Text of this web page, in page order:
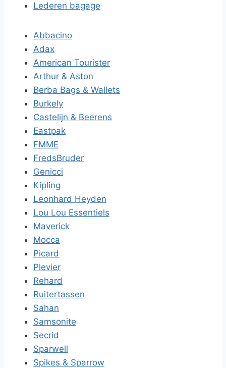
Lederen bagage
Abbacino
Adax
American Tourister
Arthur & Aston
Berba Bags & Wallets
Burkely
Castelijn & Beerens
Eastpak
FMME
FredsBruder
Genicci
Kipling
Leonhard Heyden
Lou Lou Essentiels
Maverick
Mocca
Picard
Plevier
Rehard
Ruitertassen
Sahan
Samsonite
Secrid
Sparwell
Spikes & Sparrow